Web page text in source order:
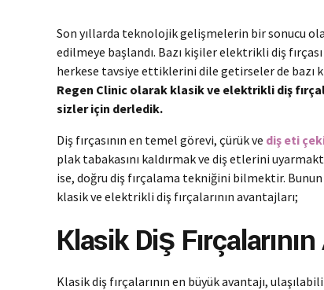
Son yıllarda teknolojik gelişmelerin bir sonucu
edilmeye başlandı. Bazı kişiler elektrikli diş
herkese tavsiye ettiklerini dile getirseler de bazı
Regen Clinic olarak klasik ve elektrikli diş
sizler için derledik.
Diş fırçasının en temel görevi, çürük ve diş eti
plak tabakasını kaldırmak ve diş etlerini
ise, doğru diş fırçalama tekniğini bilmektir.
klasik ve elektrikli diş fırçalarının avantajları;
Klasik Diş
Klasik diş fırçalarının en büyük avantajı,